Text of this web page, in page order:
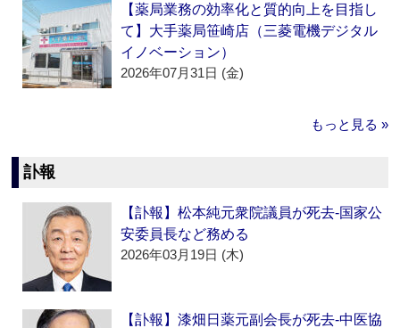
【薬局業務の効率化と質的向上を目指し
て】大手薬局笹崎店（三菱電機デジタル
イノベーション）
2026年07月31日 (金)
もっと見る »
訃報
【訃報】松本純元衆院議員が死去‐国家公
安委員長など務める
2026年03月19日 (木)
【訃報】漆畑日薬元副会長が死去‐中医協